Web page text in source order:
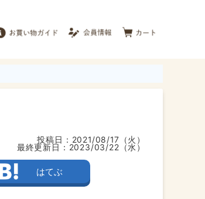
投稿日： 2021/08/17（火）
最終更新日： 2023/03/22（水）
はてぶ